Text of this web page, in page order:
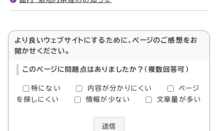
より良いウェブサイトにするために、ページのご感想をお
聞かせください。
このページに問題点はありましたか？（複数回答可）
特にない 内容が分かりにくい
ページ
を探しにくい
情報が少ない 文章量が多い
送信